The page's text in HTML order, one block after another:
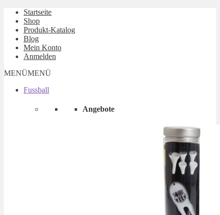
Startseite
Shop
Produkt-Katalog
Blog
Mein Konto
Anmelden
MENÜMENÜ
Fussball
Angebote